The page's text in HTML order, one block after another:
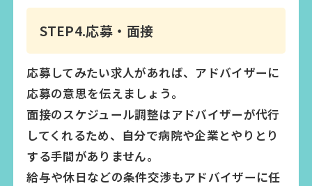
STEP4.応募・面接
応募してみたい求人があれば、アドバイザーに
応募の意思を伝えましょう。
面接のスケジュール調整はアドバイザーが代行
してくれるため、自分で病院や企業とやりとり
する手間がありません。
給与や休日などの条件交渉もアドバイザーに任